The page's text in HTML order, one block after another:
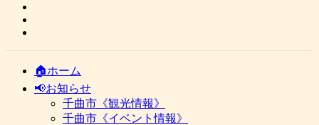
🏠ホーム
📢お知らせ
千曲市《観光情報》
千曲市《イベント情報》